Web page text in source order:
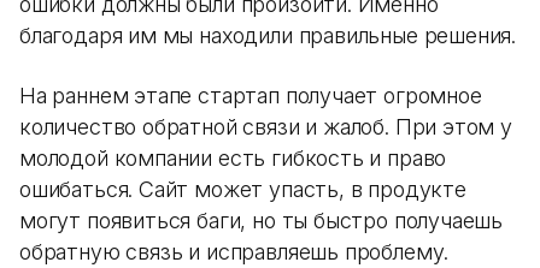
благодаря им мы находили правильные решения.
На раннем этапе стартап получает огромное
количество обратной связи и жалоб. При этом у
молодой компании есть гибкость и право
ошибаться. Сайт может упасть, в продукте
могут появиться баги, но ты быстро получаешь
обратную связь и исправляешь проблему.